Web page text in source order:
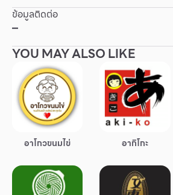
Service
Superstores
สมาชิก F-MEMBER
กิจกรรมและโปรโมชั่น
ข้อเสนอพิเศษ
สำหรับนักท่องเที่ยว
ข้อมูลติดต่อ
–
YOU MAY ALSO LIKE
อาโกวขนมไข่ อากิโกะ